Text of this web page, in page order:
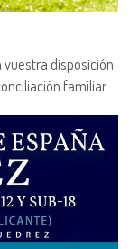
disposición
familiar…